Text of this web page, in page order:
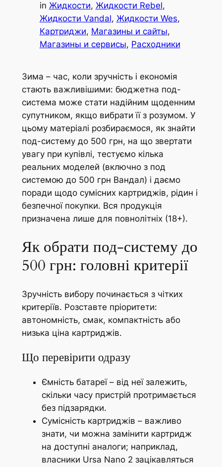
in Жидкости, Жидкости Rebel
Жидкости Vandal, Жидкости Wes
Картриджи, Магазины и сайты
Магазины и сервисы, Расходники
Зима – час, коли зручність і економія
стають важливішими: бюджетна под-
система може стати надійним щоденним
супутником, якщо вибрати її з розумом. У
цьому матеріалі розбираємося, як знайти
под-систему до 500 грн, на що звертати
увагу при купівлі, тестуємо кілька
реальних моделей (включно з под
системою до 500 грн Вандал) і даємо
поради щодо сумісних картриджів, рідин і
безпечної покупки. Вся продукція
призначена лише для повнолітніх (18+).
Як обрати под-систему до
500 грн: головні критерії
Зручність вибору починається з чітких
критеріїв. Розставте пріоритети:
автономність, смак, компактність або
низька ціна картриджів.
Що перевірити одразу
Ємність батареї – від неї залежить,
скільки часу пристрій протримається
без підзарядки.
Сумісність картриджів – важливо
знати, чи можна замінити картридж
на доступні аналоги; наприклад,
власники Ursa Nano 2 зацікавляться